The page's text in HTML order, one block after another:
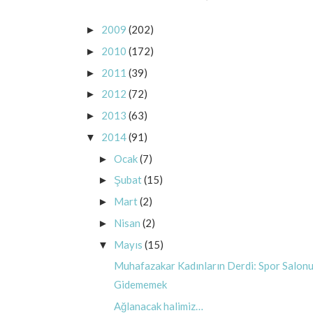
► 2009 (202)
► 2010 (172)
► 2011 (39)
► 2012 (72)
► 2013 (63)
▼ 2014(91)
► Ocak(7)
► Şubat(15)
► Mart(2)
► Nisan (2)
▼ Mayıs (15)
Muhafazakar Kadınların Derdi: Spor
Gidememek
Ağlanacak halimiz…